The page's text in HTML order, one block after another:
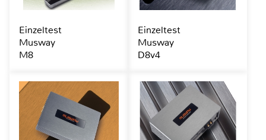
Einzeltest
Musway
M8
Einzeltest
Musway
D8v4